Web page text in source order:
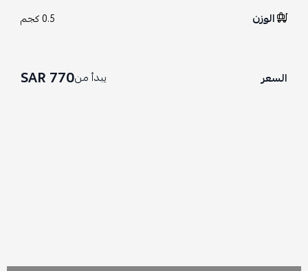
الوزن 0.5 كجم
السعر يبدأ من770 SAR